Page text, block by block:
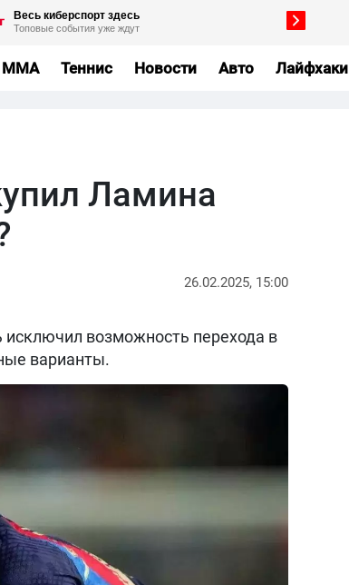
MMA Теннис Новости Авто Лайфхаки
Ламина
26.02.2025, 15:00
возможность перехода в
варианты.